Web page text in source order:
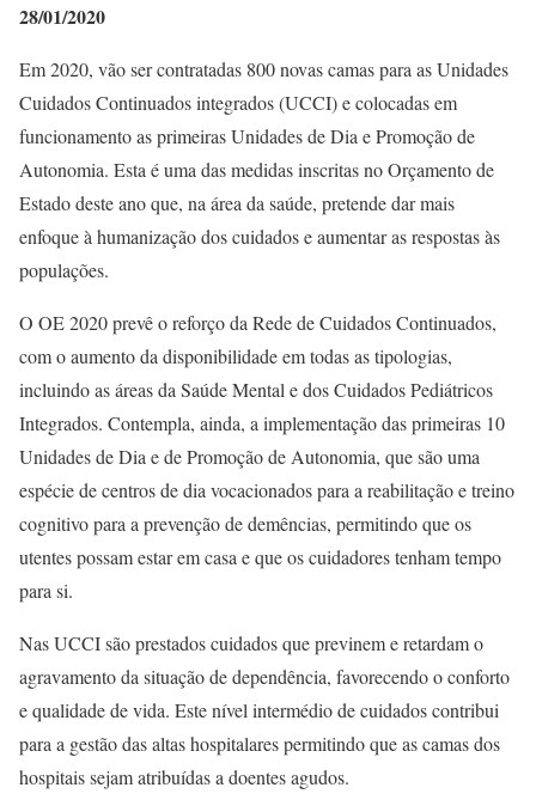
28/01/2020
Em 2020, vão ser contratadas 800 novas camas para as Unidades
Cuidados Continuados integrados (UCCI) e colocadas em
funcionamento as primeiras Unidades de Dia e Promoção de
Autonomia. Esta é uma das medidas inscritas no Orçamento de
Estado deste ano que, na área da saúde, pretende dar mais
enfoque à humanização dos cuidados e aumentar as respostas às
populações.
O OE 2020 prevê o reforço da Rede de Cuidados Continuados,
com o aumento da disponibilidade em todas as tipologias,
incluindo as áreas da Saúde Mental e dos Cuidados Pediátricos
Integrados. Contempla, ainda, a implementação das primeiras 10
Unidades de Dia e de Promoção de Autonomia, que são uma
espécie de centros de dia vocacionados para a reabilitação e treino
cognitivo para a prevenção de demências, permitindo que os
utentes possam estar em casa e que os cuidadores tenham tempo
para si.
Nas UCCI são prestados cuidados que previnem e retardam o
agravamento da situação de dependência, favorecendo o conforto
e qualidade de vida. Este nível intermédio de cuidados contribui
para a gestão das altas hospitalares permitindo que as camas dos
hospitais sejam atribuídas a doentes agudos.